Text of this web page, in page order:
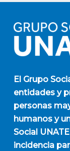
El Grupo
entidades y
personas
humanos y
Social
incidencia